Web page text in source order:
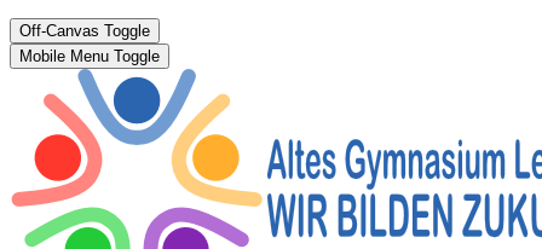
Off-Canvas Toggle
Mobile Menu Toggle